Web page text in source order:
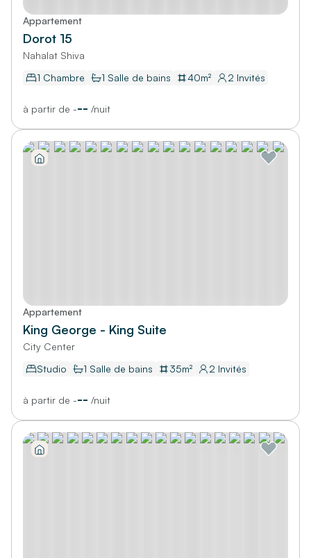
Appartement
Dorot 15
Nahalat Shiva
1 Chambre
1 Salle de bains 40m² 2 Invités
à partir de --- /nuit
Appartement
King George - King Suite
City Center
Studio
1 Salle de bains 35m² 2 Invités
à partir de --- /nuit